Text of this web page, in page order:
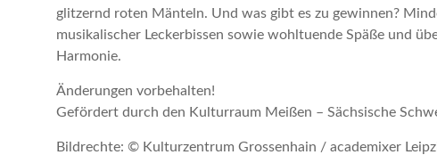
glitzernd roten Mänteln. Und was gibt es zu gewinnen?
musikalischer Leckerbissen sowie wohltuende Späße und
Harmonie.
Änderungen vorbehalten!
Gefördert durch den Kulturraum Meißen – Sächsische
Bildrechte: © Kulturzentrum Grossenhain / academixer